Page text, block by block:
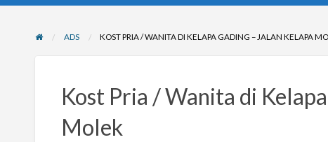
ADS KOST PRIA / WANITA DI KELAPA GADING – JALAN KELAPA
Kost Pria / Wanita di
Molek